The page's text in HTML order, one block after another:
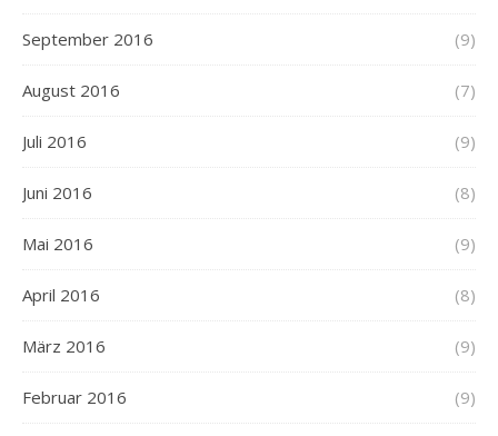
September 2016 (9)
August 2016 (7)
Juli 2016 (9)
Juni 2016 (8)
Mai 2016 (9)
April 2016 (8)
März 2016 (9)
Februar 2016 (9)